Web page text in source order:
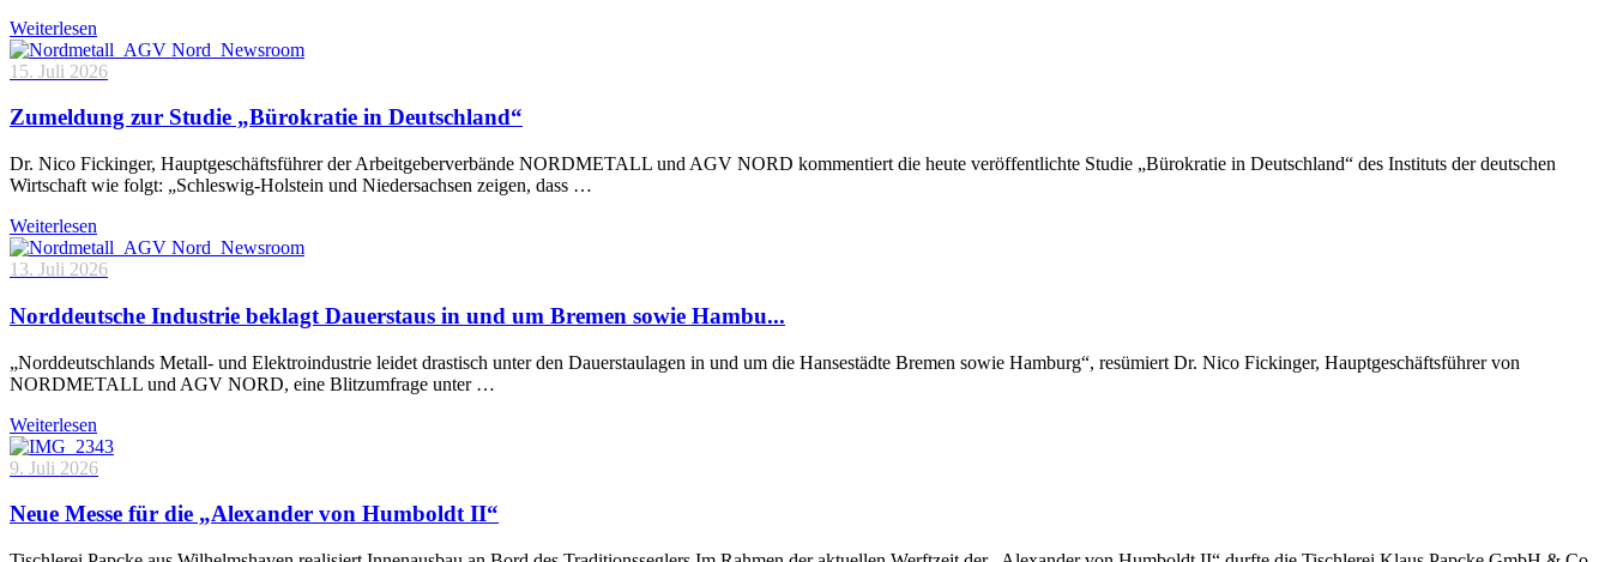
Weiterlesen
15. Juli 2026
Zumeldung zur Studie „Bürokratie in Deutschland“
Dr. Nico Fickinger, Hauptgeschäftsführer der Arbeitgeberverbände NORDMETALL und AGV NORD kommentiert die heute veröffentlichte Studie „Bürokratie in Deutschland“ des Instituts der deutschen
Wirtschaft wie folgt: „Schleswig-Holstein und Niedersachsen zeigen, dass …
Weiterlesen
13. Juli 2026
Norddeutsche Industrie beklagt Dauerstaus in und um Bremen sowie Hambu...
„Norddeutschlands Metall- und Elektroindustrie leidet drastisch unter den Dauerstaulagen in und um die Hansestädte Bremen sowie Hamburg“, resümiert Dr. Nico Fickinger, Hauptgeschäftsführer von
NORDMETALL und AGV NORD, eine Blitzumfrage unter …
Weiterlesen
9. Juli 2026
Neue Messe für die „Alexander von Humboldt II“